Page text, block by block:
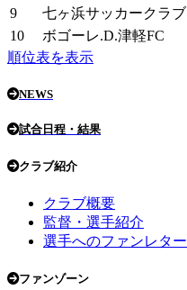
9
七ヶ浜サッカークラブ
10
ボゴーレ.D.津軽FC
順位表を表示
NEWS
試合日程・結果
クラブ紹介
クラブ概要
監督・選手紹介
選手へのファンレター
ファンゾーン